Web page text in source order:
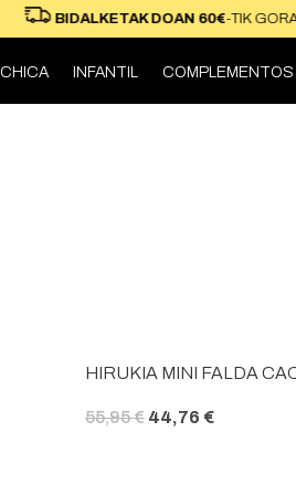
BIDALKETAK DOAN 60€-TIK
CHICA INFANTIL COMPLEMENTOS
HIRUKIA MINI FALDA
55,95€ 44,76 €